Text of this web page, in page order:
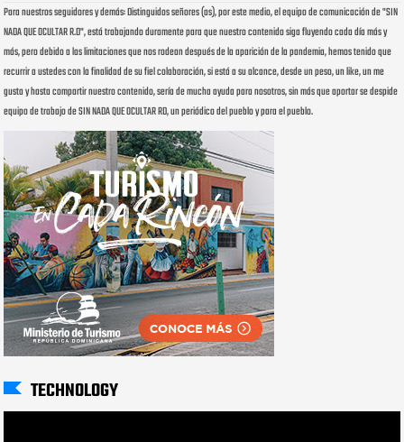
Para nuestros seguidores y demás: Distinguidos señores (as), por este medio, el equipo de comunicación de "SIN
NADA QUE OCULTAR R.D", está trabajando duramente para que nuestro contenido siga fluyendo cada día más y
más, pero debido a las limitaciones que nos rodean después de la aparición de la pandemia, hemos tenido que
recurrir a ustedes con la finalidad de su fiel colaboración, si está a su alcance, desde un peso, un like, un me
gusta y hasta compartir nuestro contenido, sería de mucha ayuda para nosotros, sin más que aportar se despide
equipo de trabajo de SIN NADA QUE OCULTAR RD, un periódico del pueblo y para el pueblo.
TECHNOLOGY